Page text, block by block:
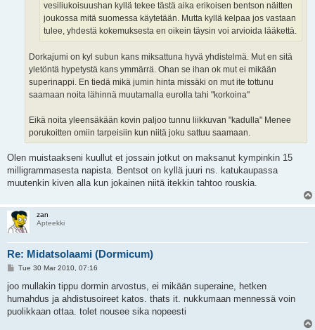
vesiliukoisuushan kyllä tekee tästä aika erikoisen bentson näitten
joukossa mitä suomessa käytetään. Mutta kyllä kelpaa jos vastaan
tulee, yhdestä kokemuksesta en oikein täysin voi arvioida lääkettä.
Dorkajumi on kyl subun kans miksattuna hyvä yhdistelmä. Mut en sitä
yletöntä hypetystä kans ymmärrä. Ohan se ihan ok mut ei mikään
superinappi. En tiedä mikä jumin hinta missäki on mut ite tottunu
saamaan noita lähinnä muutamalla eurolla tahi "korkoina"
Eikä noita yleensäkään kovin paljoo tunnu liikkuvan "kadulla" Menee
porukoitten omiin tarpeisiin kun niitä joku sattuu saamaan.
Olen muistaakseni kuullut et jossain jotkut on maksanut kympinkin 15
milligrammasesta napista. Bentsot on kyllä juuri ns. katukaupassa
muutenkin kiven alla kun jokainen niitä itekkin tahtoo rouskia.
zan
Apteekki
Re: Midatsolaami (Dormicum)
P
s
Tue 30 Mar 2010, 07:16
joo mullakin tippu dormin arvostus, ei mikään superaine, hetken
humahdus ja ahdistusoireet katos. thats it. nukkumaan mennessä voin
puolikkaan ottaa. tolet nousee sika nopeesti